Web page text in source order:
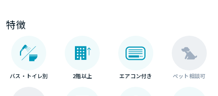
特徴
バス・トイレ別 2階以上 エアコン付き ペット相談可